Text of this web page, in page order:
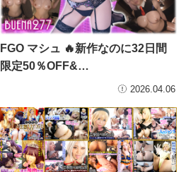
FGO マシュ 🔥新作なのに32日間
限定50％OFF&…
2026.04.06